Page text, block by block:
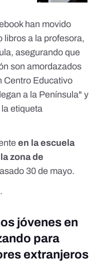
han movido
libros a la profesora,
asegurando que
son amordazados
Centro Educativo
a la Península" y
etiqueta
en la escuela
zona de
30 de mayo.
jóvenes en
para
extranjeros